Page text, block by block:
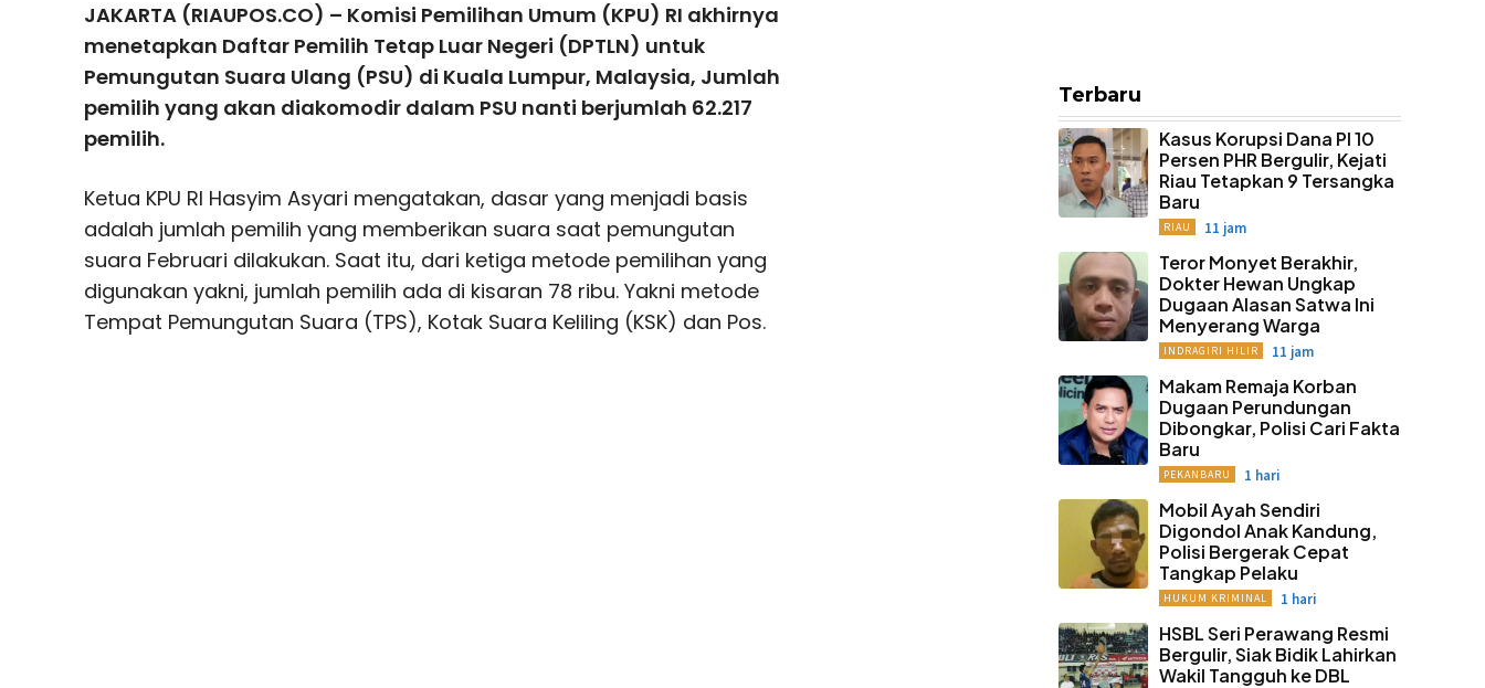
JAKARTA (RIAUPOS.CO) – Komisi Pemilihan Umum (KPU) RI akhirnya
menetapkan Daftar Pemilih Tetap Luar Negeri (DPTLN) untuk
Pemungutan Suara Ulang (PSU) di Kuala Lumpur, Malaysia, Jumlah
pemilih yang akan diakomodir dalam PSU nanti berjumlah 62.217
pemilih.
Ketua KPU RI Hasyim Asyari mengatakan, dasar yang menjadi basis
adalah jumlah pemilih yang memberikan suara saat pemungutan
suara Februari dilakukan. Saat itu, dari ketiga metode pemilihan yang
digunakan yakni, jumlah pemilih ada di kisaran 78 ribu. Yakni metode
Tempat Pemungutan Suara (TPS), Kotak Suara Keliling (KSK) dan Pos.
Terbaru
Kasus Korupsi Dana PI 10
Persen PHR Bergulir, Kejati
Riau Tetapkan 9 Tersangka
Baru
RIAU 11 jam
Teror Monyet Berakhir,
Dokter Hewan Ungkap
Dugaan Alasan Satwa Ini
Menyerang Warga
INDRAGIRI HILIR 11 jam
Makam Remaja Korban
Dugaan Perundungan
Dibongkar, Polisi Cari Fakta
Baru
PEKANBARU 1 hari
Mobil Ayah Sendiri
Digondol Anak Kandung,
Polisi Bergerak Cepat
Tangkap Pelaku
HUKUM KRIMINAL 1 hari
HSBL Seri Perawang Resmi
Bergulir, Siak Bidik Lahirkan
Wakil Tangguh ke DBL